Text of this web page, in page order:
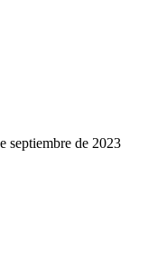
septiembre de 2023